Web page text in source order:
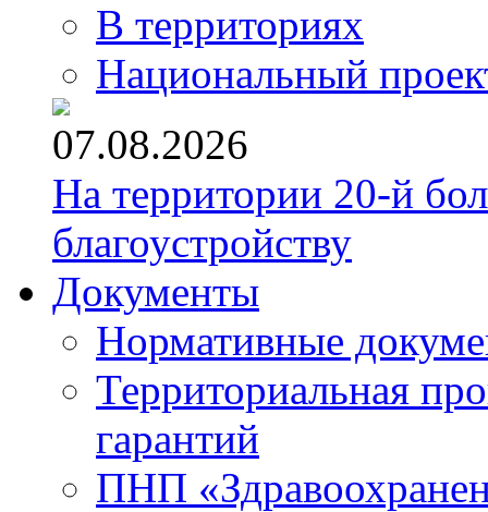
В территориях
Национальный
07.08.2026
На территории 20-й
благоустройству
Документы
Нормативные
Территориальная
гарантий
ПНП